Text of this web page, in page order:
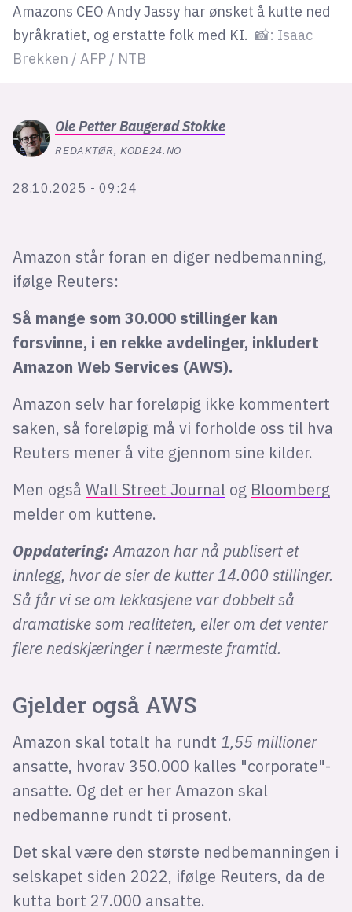
Amazons CEO Andy Jassy har ønsket å kutte ned
byråkratiet, og erstatte folk med KI. 📸: Isaac
Brekken / AFP / NTB
Ole PetterBaugerød Stokke
REDAKTØR, KODE24.NO
28.10.2025 - 09:24
Amazon står foran en diger nedbemanning,
ifølge Reuters:
Så mange som 30.000 stillinger kan
forsvinne, i en rekke avdelinger, inkludert
Amazon Web Services (AWS).
Amazon selv har foreløpig ikke kommentert
saken, så foreløpig må vi forholde oss til hva
Reuters mener å vite gjennom sine kilder.
Men også Wall Street Journal og Bloomberg
melder om kuttene.
Oppdatering: Amazon har nå publisert et
innlegg, hvor de sier de kutter 14.000 stillinger.
Så får vi se om lekkasjene var dobbelt så
dramatiske som realiteten, eller om det venter
flere nedskjæringer i nærmeste framtid.
Gjelder også AWS
Amazon skal totalt ha rundt 1,55 millioner
ansatte, hvorav 350.000 kalles "corporate"-
ansatte. Og det er her Amazon skal
nedbemanne rundt ti prosent.
Det skal være den største nedbemanningen i
selskapet siden 2022, ifølge Reuters, da de
kutta bort 27.000 ansatte.
annonsepriser
annonseguide
Bli firmapartner